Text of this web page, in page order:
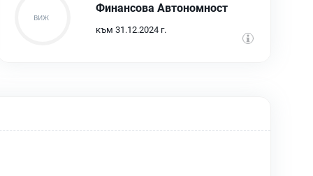
Финансова Автономност
към 31.12.2024 г.